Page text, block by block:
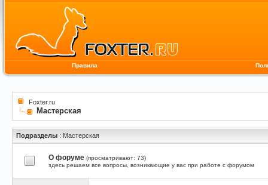
Правила
Foxter.ru
Мастерская
Подразделы : Мастерская
О форуме (просматривают: 73)
здесь решаем все вопросы, возникающие у вас при работе с форумом